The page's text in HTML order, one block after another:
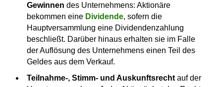
Gewinnen des Unternehmens: Aktionäre
bekommen eine Dividende, sofern die
Hauptversammlung eine Dividendenzahlung
beschließt. Darüber hinaus erhalten sie im Falle
der Auflösung des Unternehmens einen Teil des
Geldes aus dem Verkauf.
Teilnahme-, Stimm- und Auskunftsrecht auf der